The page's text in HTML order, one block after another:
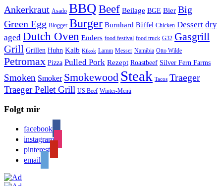
Ankerkraut Asado BBQBeef Beilage BGE Bier Big
Green Egg Blogger Burger Burnhard Büffel Chicken Dessert dry
aged Dutch Oven Enders food festival food truck G32 Gasgrill
Grill Grillen Huhn Kalb Kikok Lamm Messer Namibia Otto Wilde
Petromax Pizza Pulled Pork Rezept Roastbeef Silver Fern Farms
Smoken Smoker Smokewood Steak Tacos Traeger
Traeger Pellet Grill US Beef Winter-Menü
Folgt mir
facebook
instagram
pinterest
email